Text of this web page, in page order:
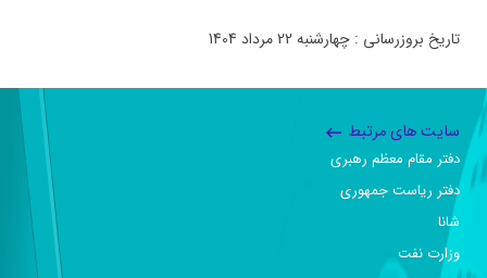
تاریخ بروزرسانی : چهارشنبه 22 مرداد 1404
سایت های مرتبط
دفتر مقام معظم رهبری
دفتر ریاست جمهوری
شانا
وزارت نفت